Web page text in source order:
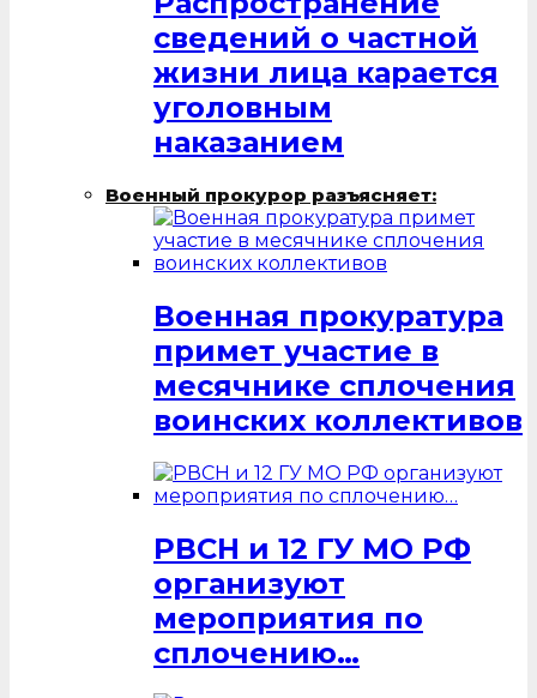
сведений о частной
жизни лица карается
уголовным
наказанием
Военный прокурор разъясняет:
Военная прокуратура
примет участие в
месячнике сплочения
воинских коллективов
РВСН и 12 ГУ МО РФ
организуют
мероприятия по
сплочению…